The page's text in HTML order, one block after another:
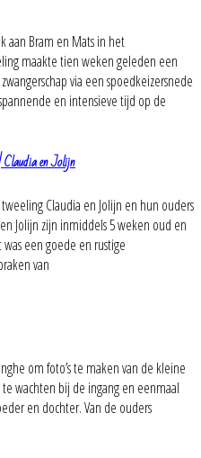
aan Bram en Mats in het
maakte tien weken geleden een
via een spoedkeizersnede
en intensieve tijd op de
en Jolijn
Claudia en Jolijn en hun ouders
Jolijn zijn inmiddels 5 weken oud en
een goede en rustige
van
om foto’s te maken van de kleine
wachten bij de ingang en eenmaal
en dochter. Van de ouders